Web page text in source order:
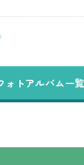
ォトアルバム一